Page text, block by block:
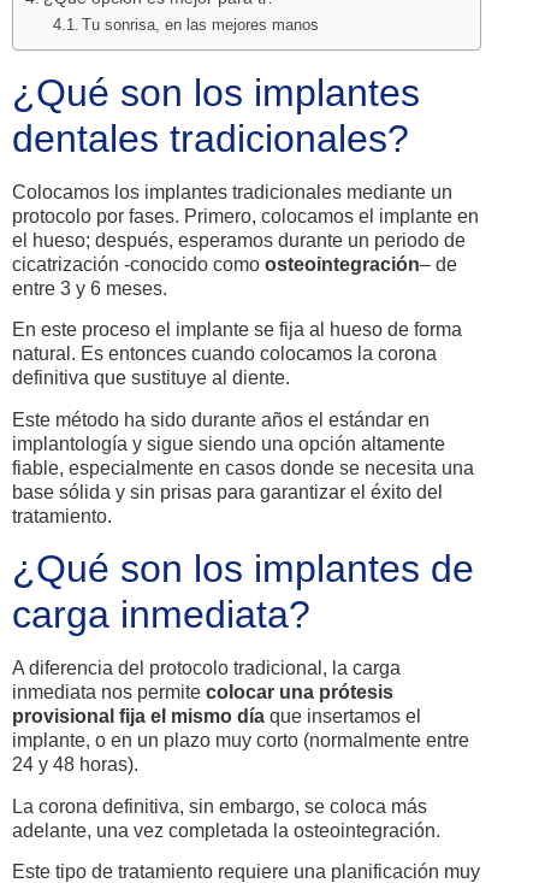
Tu sonrisa, en las mejores manos
¿Qué son los implantes
dentales tradicionales?
Colocamos los implantes tradicionales mediante un
protocolo por fases. Primero, colocamos el implante en
el hueso; después, esperamos durante un periodo de
cicatrización -conocido como osteointegración– de
entre 3 y 6 meses.
En este proceso el implante se fija al hueso de forma
natural. Es entonces cuando colocamos la corona
definitiva que sustituye al diente.
Este método ha sido durante años el estándar en
implantología y sigue siendo una opción altamente
fiable, especialmente en casos donde se necesita una
base sólida y sin prisas para garantizar el éxito del
tratamiento.
¿Qué son los implantes de
carga inmediata?
A diferencia del protocolo tradicional, la carga
inmediata nos permite colocar una prótesis
provisional fija el mismo día que insertamos el
implante, o en un plazo muy corto (normalmente entre
24 y 48 horas).
La corona definitiva, sin embargo, se coloca más
adelante, una vez completada la osteointegración.
Este tipo de tratamiento requiere una planificación muy